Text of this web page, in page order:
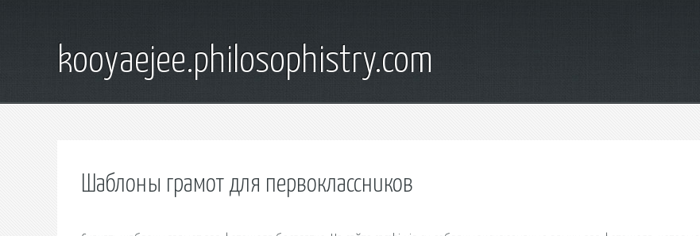
kooyaejee.philosophistry.com
Шаблоны грамот для первоклассников